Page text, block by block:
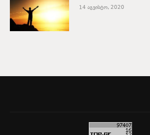
14 აგვისტო, 2020